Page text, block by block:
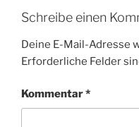
Schreibe einen
Deine E-Mail-Adresse
Erforderliche Felder
Kommentar*